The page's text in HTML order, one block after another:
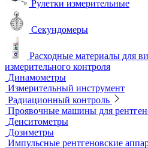
Визуальный и измерительный
ВИК
Видеоэндоскопы
Высокоскоростные камеры
Измерители шероховатости
Испытательные
Лупы
Микроскопы
Образцы шероховатости
Принадлежности для визуального
контроля
Рулетки измерительные